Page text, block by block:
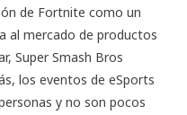
de Fortnite como un
al mercado de productos
Super Smash Bros
los eventos de eSports
y no son pocos